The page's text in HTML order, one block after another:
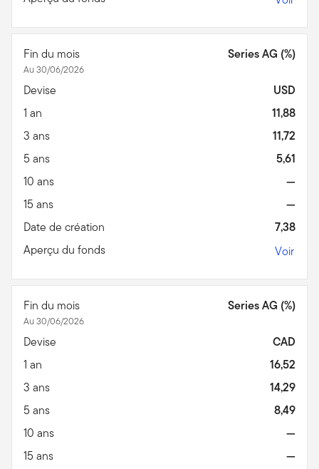
Fin du mois
Au 30/06/2026
Series AG (%)
Devise
USD
1 an
11,88
3 ans
11,72
5 ans
5,61
10 ans
—
15 ans
—
Date de création
7,38
Aperçu du fonds
Voir
Fin du mois
Au 30/06/2026
Series AG (%)
Devise
CAD
1 an
16,52
3 ans
14,29
5 ans
8,49
10 ans
—
15 ans
—